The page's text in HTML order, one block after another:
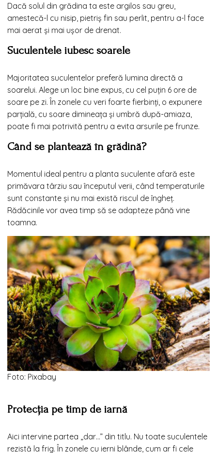
Dacă solul din grădina ta este argilos sau greu,
amestecă-l cu nisip, pietriș fin sau perlit, pentru a-l face
mai aerat și mai ușor de drenat.
Suculentele iubesc soarele
Majoritatea suculentelor preferă lumina directă a
soarelui. Alege un loc bine expus, cu cel puțin 6 ore de
soare pe zi. În zonele cu veri foarte fierbinți, o expunere
parțială, cu soare dimineața și umbră după-amiaza,
poate fi mai potrivită pentru a evita arsurile pe frunze.
Când se plantează în grădină?
Momentul ideal pentru a planta suculente afară este
primăvara târziu sau începutul verii, când temperaturile
sunt constante și nu mai există riscul de îngheț.
Rădăcinile vor avea timp să se adapteze până vine
toamna.
Foto: Pixabay
Protecția pe timp de iarnă
Aici intervine partea „dar…” din titlu. Nu toate suculentele
rezistă la frig. În zonele cu ierni blânde, cum ar fi cele